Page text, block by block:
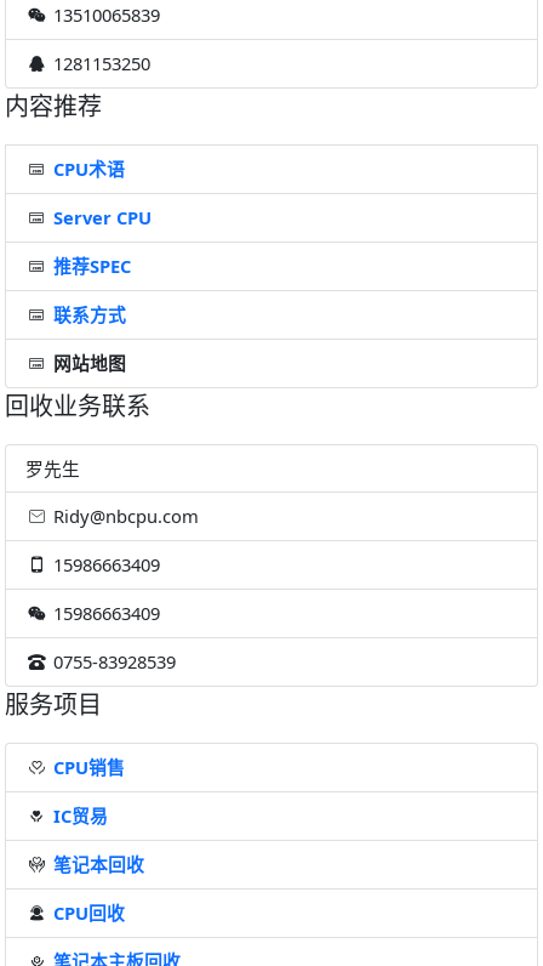
13510065839
1281153250
内容推荐
CPU术语
Server CPU
推荐SPEC
联系方式
网站地图
回收业务联系
罗先生
Ridy@nbcpu.com
15986663409
15986663409
0755-83928539
服务项目
CPU销售
IC贸易
笔记本回收
CPU回收
笔记本主板回收